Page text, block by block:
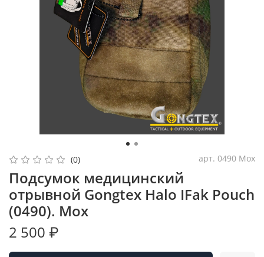
(0) арт. 0490 Мох
Подсумок медицинский
отрывной Gongtex Halo IFak Pouch
(0490). Мох
2 500 ₽